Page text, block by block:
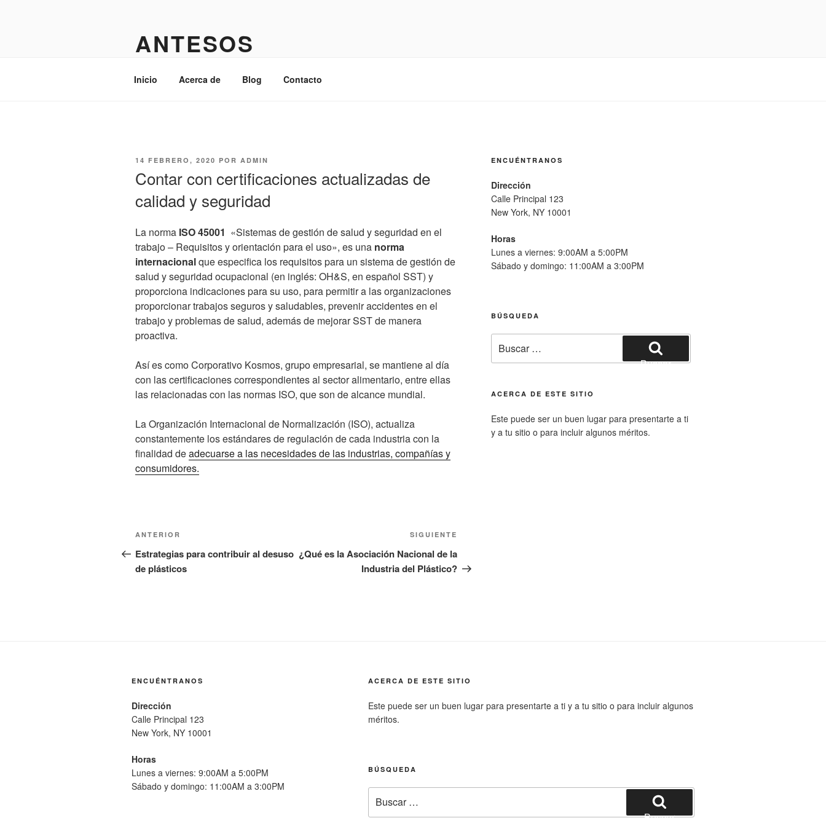
ANTESOS
Inicio Acerca de Blog Contacto
PUBLICADO
14 FEBRERO, 2020 POR ADMIN
Contar con certificaciones actualizadas de
calidad y seguridad
La norma ISO 45001 «Sistemas de gestión de salud y seguridad en el
trabajo – Requisitos y orientación para el uso», es una norma
internacionalque especifica los requisitos para un sistema de gestión de
salud y seguridad ocupacional (en inglés: OH&S, en español SST) y
proporciona indicaciones para su uso, para permitir a las organizaciones
proporcionar trabajos seguros y saludables, prevenir accidentes en el
trabajo y problemas de salud, además de mejorar SST de manera
proactiva.
Así es como Corporativo Kosmos, grupo empresarial, se mantiene al día
con las certificaciones correspondientes al sector alimentario, entre ellas
las relacionadas con las normas ISO, que son de alcance mundial.
La Organización Internacional de Normalización (ISO), actualiza
constantemente los estándares de regulación de cada industria con la
finalidad deadecuarse a las necesidades de las industrias, compañías y
consumidores.
Navegación
de
entradas
Entrada
anterior:
ANTERIOR
Estrategias para contribuir al desuso
de plásticos
entrada
SIGUIENTE
¿Qué es la Asociación Nacional de la
Industria del Plástico?
ENCUÉNTRANOS
Dirección
Calle Principal 123
New York, NY 10001
Horas
Lunes a viernes: 9:00AM a 5:00PM
Sábado y domingo: 11:00AM a 3:00PM
BÚSQUEDA
por:
Buscar
ACERCA DE ESTE SITIO
Este puede ser un buen lugar para presentarte a ti
y a tu sitio o para incluir algunos méritos.
ENCUÉNTRANOS
Dirección
Calle Principal 123
New York, NY 10001
Horas
Lunes a viernes: 9:00AM a 5:00PM
Sábado y domingo: 11:00AM a 3:00PM
ACERCA DE ESTE SITIO
Este puede ser un buen lugar para presentarte a ti y a tu sitio o para incluir algunos
méritos.
BÚSQUEDA
por:
Buscar